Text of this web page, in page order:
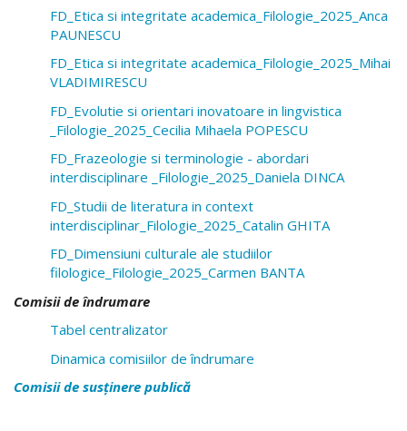
FD_Etica si integritate academica_Filologie_2025_Anca
PAUNESCU
FD_Etica si integritate academica_Filologie_2025_Mihai
VLADIMIRESCU
FD_Evolutie si orientari inovatoare in lingvistica
_Filologie_2025_Cecilia Mihaela POPESCU
FD_Frazeologie si terminologie - abordari
interdisciplinare _Filologie_2025_Daniela DINCA
FD_Studii de literatura in context
interdisciplinar_Filologie_2025_Catalin GHITA
FD_Dimensiuni culturale ale studiilor
filologice_Filologie_2025_Carmen BANTA
Comisii de îndrumare
Tabel centralizator
Dinamica comisiilor de îndrumare
Comisii de susținere publică